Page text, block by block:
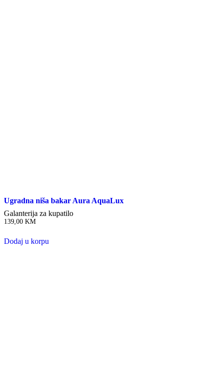
Ugradna niša bakar Aura AquaLux
Galanterija za kupatilo
139,00 KM
Dodaj u korpu